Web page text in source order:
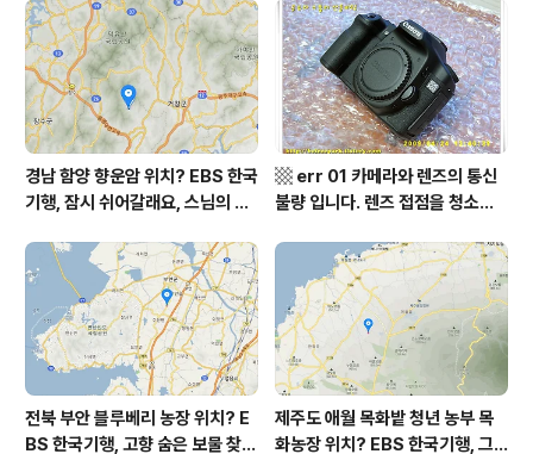
부 화천군 비수구미 낙타민박 어
디? / 강원도 화천군 가볼 만한 곳
비수구미 마을, 파로호
역, 평가원 2019년 고3 9월 영어
영역 외국어영역 전문 해석, Engli
sh to Korean translation
경남 함양 향운암 위치? EBS 한국
기행, 잠시 쉬어갈래요, 스님의 어
상남도 함양군 가볼 만한 곳, 용추
계곡 향운암 명천스님, 덕유산 황
석산 거망산 기백산
▩ err 01 카메라와 렌즈의 통신
불량 입니다. 렌즈 접점을 청소하
전북 부안 블루베리 농장 위치? E
BS 한국기행, 고향 숨은 보물 찾
제주도 애월 목화밭 청년 농부 목
화농장 위치? EBS 한국기행, 그